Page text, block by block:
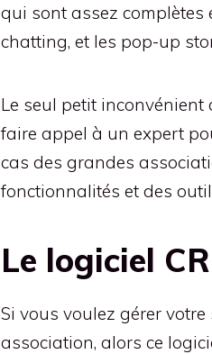
qui sont assez complètes
chatting, et les pop-up
Le seul petit inconvénient
faire appel à un expert
cas des grandes
fonctionnalités et des
Le logiciel
Si vous voulez gérer votre
association, alors ce